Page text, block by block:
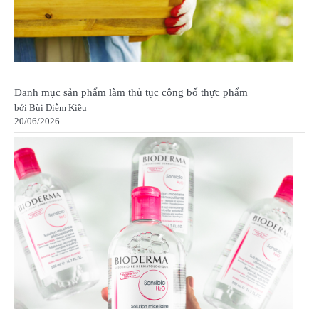
Danh mục sản phẩm làm thủ tục công bố thực phẩm
bởi Bùi Diễm Kiều
20/06/2026